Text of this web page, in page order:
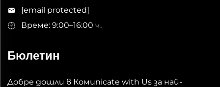
[email protected]
Време: 9:00–16:00 ч.
Бюлетин
Добре дошли в Комunicate with Us за най-